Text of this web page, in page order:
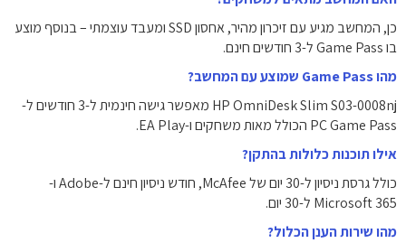
כן, המחשב מגיע עם זיכרון מהיר, אחסון SSD ומעבד עוצמתי – בנוסף מוצע
בו Game Pass ל-3 חודשים חינם.
מהו Game Pass שמוצע עם המחשב?
HP OmniDesk Slim S03-0008nj מאפשר גישה חינמית ל-3 חודשים ל-
PC Game Pass הכולל מאות משחקים ו-EA Play.
אילו תוכנות כלולות בהתקן?
כולל גרסת ניסיון ל-30 יום של McAfee, חודש ניסיון חינם ל-Adobe ו-
Microsoft 365 ל-30 יום.
מהו שירות הענן הכלול?